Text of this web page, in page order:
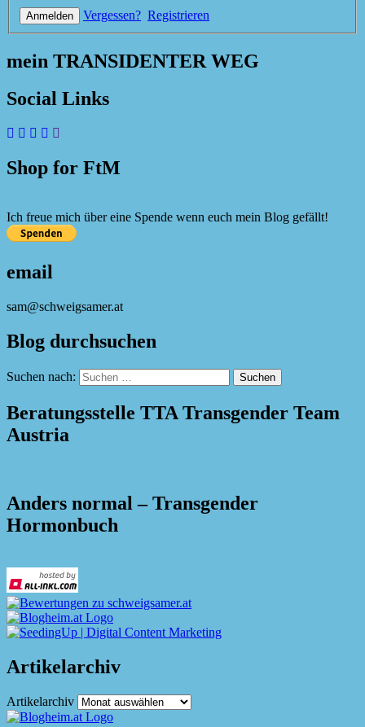
Vergessen? Registrieren
mein TRANSIDENTER WEG
Social Links
Shop for FtM
Ich freue mich über eine Spende wenn euch mein Blog gefällt!
email
sam@schweigsamer.at
Blog durchsuchen
Suchen nach:
Beratungsstelle TTA Transgender Team
Austria
Anders normal – Transgender
Hormonbuch
Artikelarchiv
Artikelarchiv